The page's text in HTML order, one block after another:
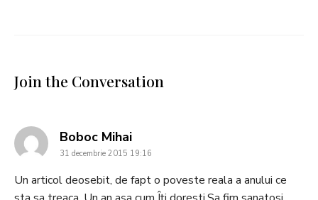
Join the Conversation
Boboc Mihaisays:
31 decembrie 2015 19:16
Un articol deosebit, de fapt o poveste reala a anului ce